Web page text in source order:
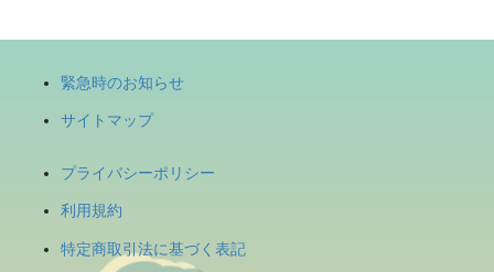
緊急時のお知らせ
サイトマップ
プライバシーポリシー
利用規約
特定商取引法に基づく表記